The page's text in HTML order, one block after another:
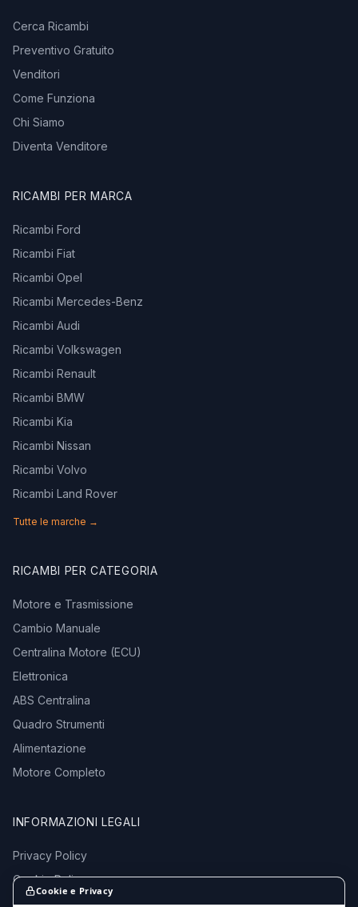
Cerca Ricambi
Preventivo Gratuito
Venditori
Come Funziona
Chi Siamo
Diventa Venditore
RICAMBI PER MARCA
Ricambi Ford
Ricambi Fiat
Ricambi Opel
Ricambi Mercedes-Benz
Ricambi Audi
Ricambi Volkswagen
Ricambi Renault
Ricambi BMW
Ricambi Kia
Ricambi Nissan
Ricambi Volvo
Ricambi Land Rover
Tutte le marche →
RICAMBI PER CATEGORIA
Motore e Trasmissione
Cambio Manuale
Centralina Motore (ECU)
Elettronica
ABS Centralina
Quadro Strumenti
Alimentazione
Motore Completo
INFORMAZIONI LEGALI
Privacy Policy
Cookie Policy
Termini e Condizioni
Cookie e Privacy